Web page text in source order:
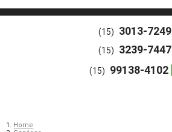
(15) 3013-7249
(15) 3239-7447
(15) 99138-4102
Home